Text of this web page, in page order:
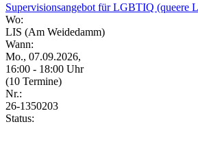
Supervisionsangebot für LGBTIQ (queere
Wo:
LIS (Am Weidedamm)
Wann:
Mo., 07.09.2026,
16:00 - 18:00 Uhr
(10 Termine)
Nr.:
26-1350203
Status: